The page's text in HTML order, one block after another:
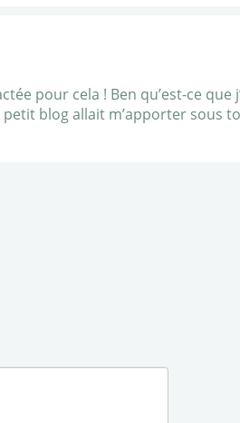
pour cela ! Ben qu’est-ce que
blog allait m’apporter sous